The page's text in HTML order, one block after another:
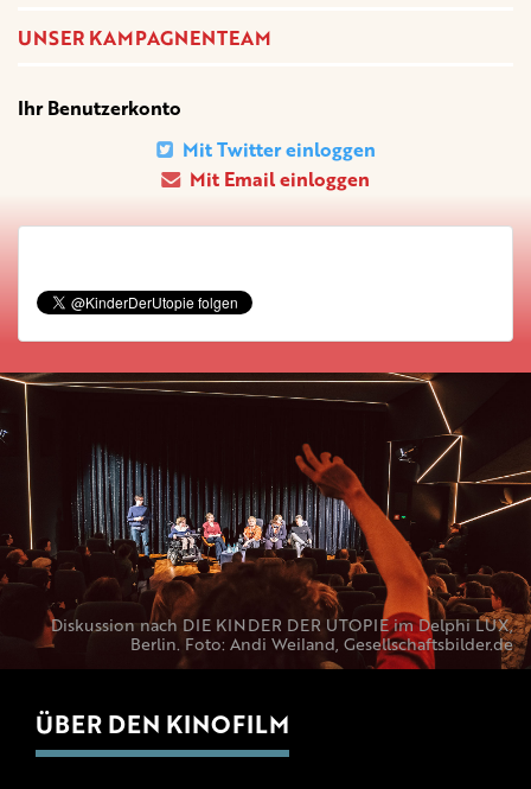
UNSER KAMPAGNENTEAM
Ihr Benutzerkonto
Mit Twitter einloggen
Mit Email einloggen
Diskussion nach DIE KINDER DER UTOPIE im Delphi LUX,
Berlin. Foto: Andi Weiland, Gesellschaftsbilder.de
ÜBER DEN KINOFILM